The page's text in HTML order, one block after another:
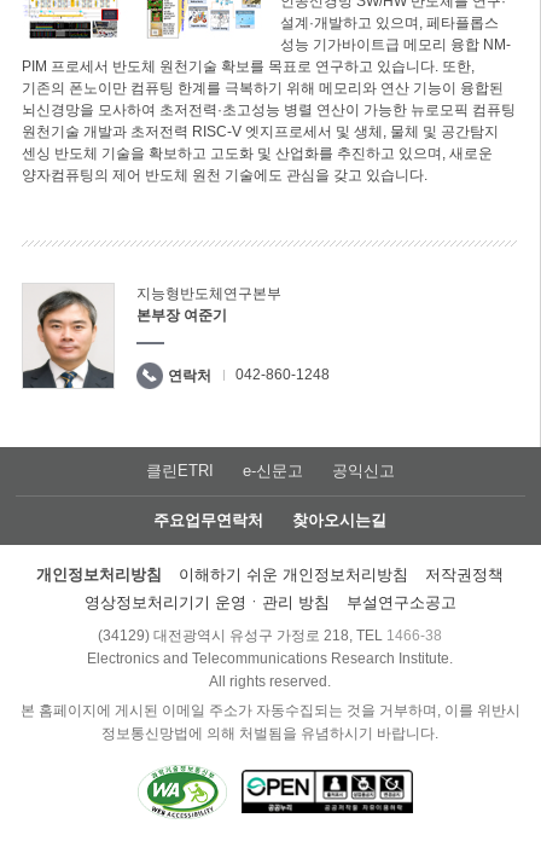
설계·개발하고 있으며, 페타플롭스
성능 기가바이트급 메모리 융합 NM-
PIM 프로세서 반도체 원천기술 확보를 목표로 연구하고 있습니다. 또한,
기존의 폰노이만 컴퓨팅 한계를 극복하기 위해 메모리와 연산 기능이 융합된
뇌신경망을 모사하여 초저전력·초고성능 병렬 연산이 가능한 뉴로모픽 컴퓨팅
원천기술 개발과 초저전력 RISC-V 엣지프로세서 및 생체, 물체 및 공간탐지
센싱 반도체 기술을 확보하고 고도화 및 산업화를 추진하고 있으며, 새로운
양자컴퓨팅의 제어 반도체 원천 기술에도 관심을 갖고 있습니다.
지능형반도체연구본부
본부장 여준기
연락처 042-860-1248
클린ETRI e-신문고 공익신고
주요업무연락처 찾아오시는길
개인정보처리방침 이해하기 쉬운 개인정보처리방침
저작권정책
영상정보처리기기 운영ㆍ관리 방침
부설연구소공고
(34129) 대전광역시 유성구 가정로 218, TEL 1466-38
Electronics and Telecommunications Research Institute.
All rights reserved.
본 홈페이지에 게시된 이메일 주소가 자동수집되는 것을 거부하며, 이를 위반시
정보통신망법에 의해 처벌됨을 유념하시기 바랍니다.